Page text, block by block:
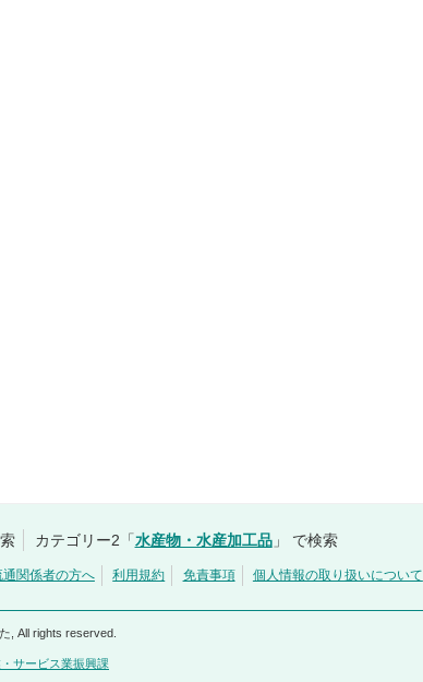
カテゴリー2「水産物・水産加工品」 で検索
関係者の方へ 利用規約 免責事項 個人情報の取り扱いについて
, All rights reserved.
サービス業振興課